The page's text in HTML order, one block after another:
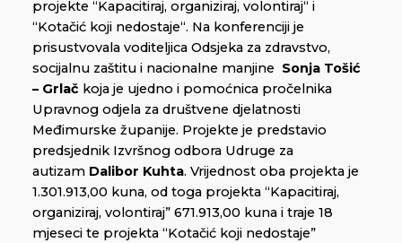
projekte “Kapacitiraj, organiziraj, volontiraj“ i
“Kotačić koji nedostaje“. Na konferenciji je
prisustvovala voditeljica Odsjeka za zdravstvo,
socijalnu zaštitu i nacionalne manjine Sonja Tošić
– Grlač koja je ujedno i pomoćnica pročelnika
Upravnog odjela za društvene djelatnosti
Međimurske županije. Projekte je predstavio
predsjednik Izvršnog odbora Udruge za
autizam Dalibor Kuhta. Vrijednost oba projekta je
1.301.913,00 kuna, od toga projekta “Kapacitiraj,
organiziraj, volontiraj” 671.913,00 kuna i traje 18
mjeseci te projekta “Kotačić koji nedostaje”